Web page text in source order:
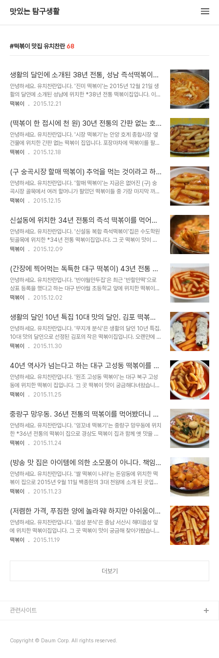
맛있는 탐구생활
떡볶이 맛집 유치찬란 68
생활의 달인에 소개된 38년 전통, 성남 즉석떡볶이를
먹어봤더니 - 진미 떡볶이
안녕하세요. 유치찬란입니다. '진미 떡볶이'는 2015년 12월 21일 생
활의 달인에 소개된 성남에 위치한 *38년 전통 떡볶이집입니다. 이미
저는 2012년 1월 달에 방문. 먹어본 적이 있는 곳인데요. 오랜만에 찾
35년, 며느님은 27..
떡볶이 2015.12.21
(떡볶이 한 접시에 천 원) 30년 전통의 간판 없는 호
계 시장 떡볶이를 먹어봤더니 - 시장 떡볶기
안녕하세요. 유치찬란입니다. '시장 떡볶기'는 안양 호계 종합시장 옆
건물에 위치한 간판 없는 떡볶이 집입니다. 포장마차에 떡볶이를 팔기
시작했다는 이곳은 며칠 있으면 30년이 된다고 하는데요. 그 곳 떡볶
상가 안에 간..
떡볶이 2015.12.18
(구 숭곡시장 할매 떡볶이) 추억을 먹는 것이라고 하
는, 43년 전통 하월곡동 떡볶이를 먹어봤더니 -할매
떡볶이
안녕하세요. 유치찬란입니다. '할매 떡볶이'는 지금은 없어진 (구) 숭
곡시장 골목에서 여러 할머니가 팔았던 떡볶이들 중 가장 마지막 까지
남았던 *욕을 잘해 욕쟁이 할머니라고 불렸던 할머니에게 13년 전 비
호회 가..
떡볶이 2015.12.15
신설동에 위치한 34년 전통의 즉석 떡볶이를 먹어봤
더니 - 신설동 즉석 복합 떡볶이
안녕하세요. 유치찬란입니다. '신설동 복합 즉석떡볶이'집은 수도학원
뒷골목에 위치한 *34년 전통 떡볶이집입니다. 그 곳 떡볶이 맛이 궁
금해 찾아가봤습니다. 2015년 12월 3일 방문하다. 인적이 뜸한 도로
습니다. 가게 ..
떡볶이 2015.12.09
(간장에 찍어먹는 독특한 대구 떡볶이) 43년 전통 반
야월 초등학교 앞 분식집을 가봤더니 -반할만떡 (반야
월 만두 집)
안녕하세요. 유치찬란입니다. '반야월만두집'은 최근 '반할만떡'으로
상표 등록을 했다고 하는 대구 반야월 초등학교 앞에 위치한 떡볶이와
만두집으로 1973년도에 오픈(포장마차로 시작)한 43년 전통의 분
습니다. 2015년..
떡볶이 2015.12.02
생활의 달인 10년 특집 10대 맛의 달인. 김포 떡볶이
를 먹어봤더니 - 무지개 분식
안녕하세요. 유치찬란입니다. '무지개 분식'은 생활의 달인 10년 특집.
10대 맛의 달인으로 선정된 김포의 작은 떡볶이집입니다. 오랜만에 찾
아가봤습니다. 2015년 11월 27일 10년 특집 2부. 방송 3일 전 방문
전 부터 많은 손님..
떡볶이 2015.11.30
40년 역사가 넘는다고 하는 대구 고성동 떡볶이를 먹
어봤더니 - 원조 고성동 떡볶이
안녕하세요. 유치찬란입니다. '원조 고성동 떡볶이'는 대구 북구 고성
동에 위치한 떡볶이 집입니다. 그 곳 떡볶이 맛이 궁금해다녀왔습니다.
2015년 11월 20일 방문하다. 아파트가 있는 차도 옆 예스러움이 있
니. 이곳은..
떡볶이 2015.11.25
중랑구 망우동. 36년 전통의 떡볶이를 먹어봤더니 -
잉꼬네 떡볶기
안녕하세요. 유치찬란입니다. '잉꼬네 떡볶기'는 중랑구 망우동에 위치
한 *36년 전통의 떡볶이 집으로 경상도 떡볶이 집과 함께 옛 맛을 이
어오고 있는 곳이라고 합니다. 그 곳 떡볶이 맛이 궁금해 다녀왔습니
마차 중에..
떡볶이 2015.11.24
(방송 맛 집은 아이템에 의한 소모품이 아니다. 책임
감을 가져야 한다.) 방송에 소개된 돈암동 떡볶이 집을
가봤더니 - 쌀 떡볶이 나라
안녕하세요. 유치찬란입니다. '쌀 떡볶이 나라'는 돈암동에 위치한 떡
볶이 집으로 2015년 9월 11일 백종원의 3대 천왕에 소개 된 곳입니
다. 방송을 보지는 못했지만, 미디어를 통해 알게 되었고. 그 곳 떡볶이
간을 정확히 몰라..
떡볶이 2015.11.23
(저렴한 가격, 푸짐한 양에 놀라워! 하지만 아쉬움이
있었던 것은) 해미 읍성 떡볶이를 먹어봤더니 - 읍성
분식
안녕하세요. 유치찬란입니다. '읍성 분식'은 충남 서산시 해미읍성 앞
에 위치한 떡볶이집입니다. 그 곳 떡볶이 맛이 궁금해 찾아가봤습니다.
2015년 9월 23일 방문하다. 이곳은 일주일에 2~3일만 영업을 하
떡볶이 2015.11.19
더보기
Copyright © Daum Corp. All rights reserved.
관련사이트